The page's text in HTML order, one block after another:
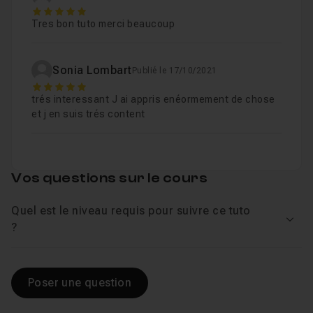
10 .Net Framework
Leçon 10
Leçon 12 13 - Gestion des erreurs - Première partie
Leçon 14 15 - Le language XML
5
Tres bon tuto merci beaucoup
Sonia Lombart Publié le 17/10/2021
5
trés interessant J ai appris enéormement de chose
et j en suis trés content
Vos questions sur le cours
Quel est le niveau requis pour suivre ce tuto
?
Poser une question